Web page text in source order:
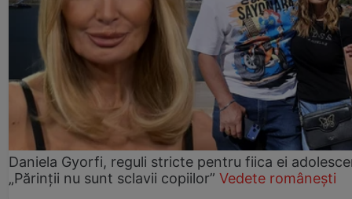
Daniela Gyorfi, reguli stricte pentru fiica ei
„Părinții nu sunt sclavii copiilor” Vedete românești